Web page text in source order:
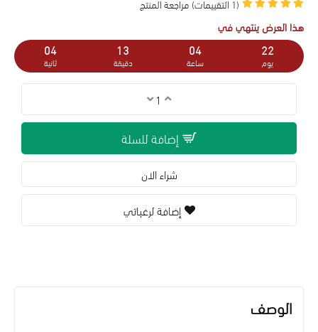
(1 التقييمات) مراجعة المنتج
هذا العرض ينتهي في
22
يوم
04
ساعة
13
دقيقة
03
ثانية
إضافة للسلة
شراء الان
إضافة لرغباتي
الوصف